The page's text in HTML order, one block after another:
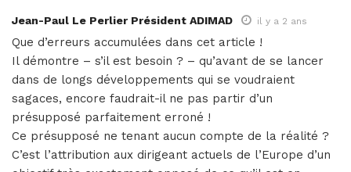
Jean-Paul Le Perlier Président ADIMAD il y a 2 ans
Que d’erreurs accumulées dans cet article !
Il démontre – s’il est besoin ? – qu’avant de se lancer
dans de longs développements qui se voudraient
sagaces, encore faudrait-il ne pas partir d’un
présupposé parfaitement erroné !
Ce présupposé ne tenant aucun compte de la réalité ?
C’est l’attribution aux dirigeant actuels de l’Europe d’un